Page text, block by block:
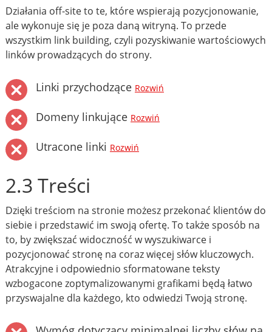
Działania off-site to te, które wspierają pozycjonowanie,
ale wykonuje się je poza daną witryną. To przede
wszystkim link building, czyli pozyskiwanie wartościowych
linków prowadzących do strony.
Linki przychodzące Rozwiń
Domeny linkujące Rozwiń
Utracone linki Rozwiń
2.3 Treści
Dzięki treściom na stronie możesz przekonać klientów do
siebie i przedstawić im swoją ofertę. To także sposób na
to, by zwiększać widoczność w wyszukiwarce i
pozycjonować stronę na coraz więcej słów kluczowych.
Atrakcyjne i odpowiednio sformatowane teksty
wzbogacone zoptymalizowanymi grafikami będą łatwo
przyswajalne dla każdego, kto odwiedzi Twoją stronę.